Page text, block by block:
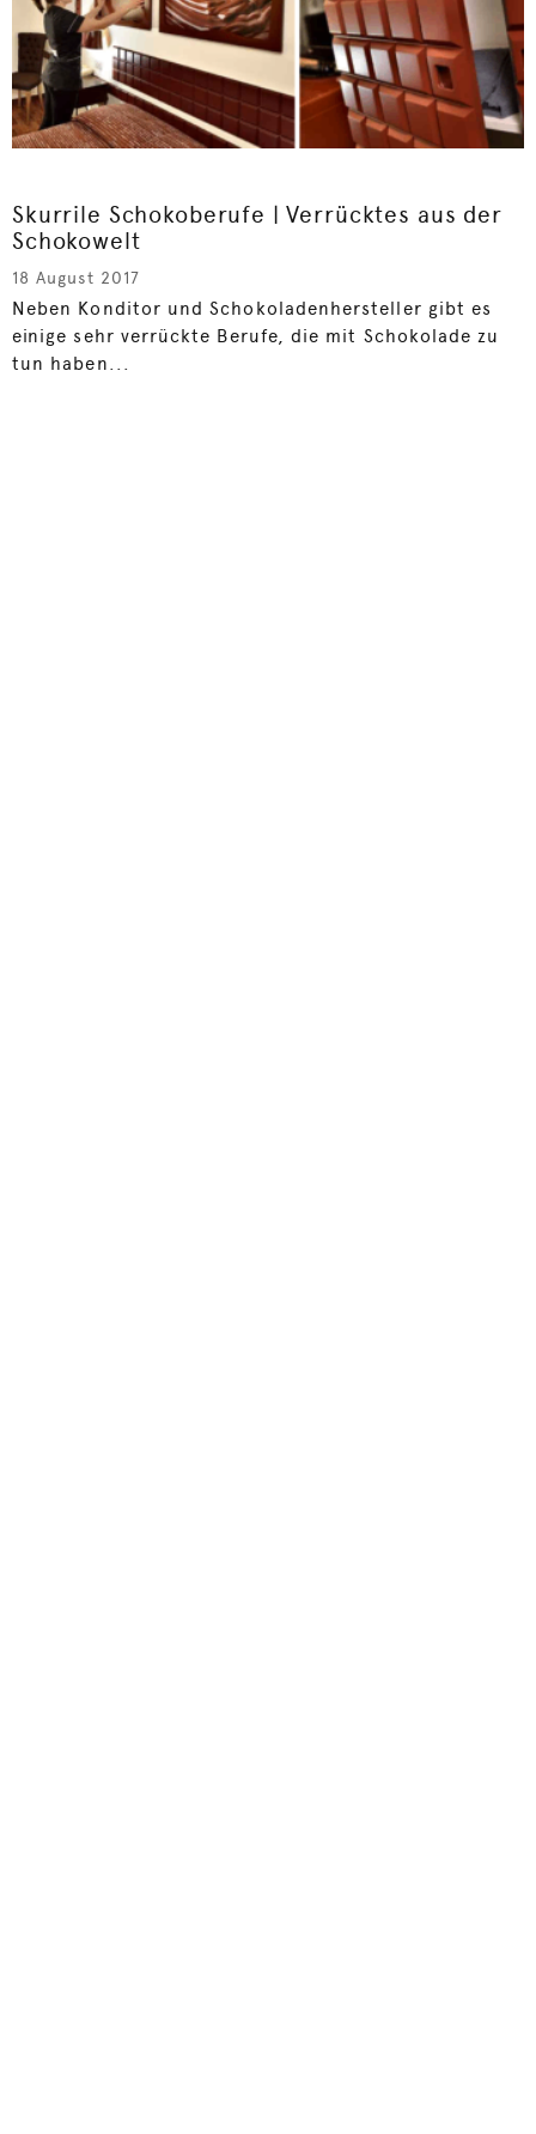
Skurrile Schokoberufe | Verrücktes aus der
Schokowelt
18 August 2017
Neben Konditor und Schokoladenhersteller gibt es
einige sehr verrückte Berufe, die mit Schokolade zu
tun haben...